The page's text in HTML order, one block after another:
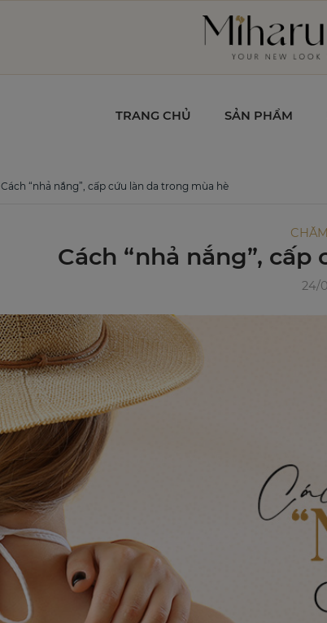
TRANG CHỦ SẢN PHẨM
Cách “nhả nắng”, cấp cứu làn da trong mùa hè
Cách “nhả nắng”,
24/